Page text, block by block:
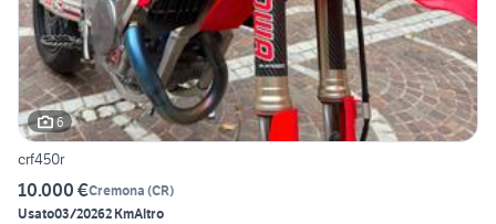
6
crf450r
10.000 €Cremona (CR)
Usato03/20262 KmAltro